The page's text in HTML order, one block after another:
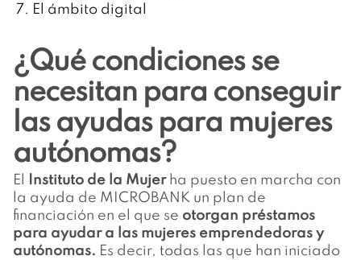
El ámbito digital
¿Qué condiciones se
necesitan para conseguir
las ayudas para mujeres
autónomas?
El Instituto de la Mujer ha puesto en marcha con
la ayuda de MICROBANK un plan de
financiación en el que se otorgan préstamos
para ayudar a las mujeres emprendedoras y
autónomas. Es decir, todas las que han iniciado